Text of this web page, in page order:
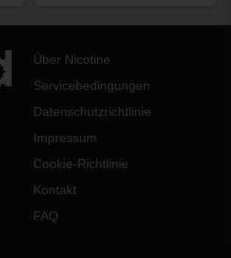
Über Nicotine
Servicebedingungen
Datenschutzrichtlinie
Impressum
Cookie-Richtlinie
Kontakt
FAQ